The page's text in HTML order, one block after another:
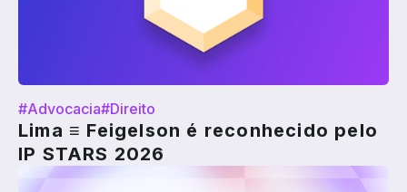
#Advocacia#Direito
Lima ≡ Feigelson é reconhecido pelo
IP STARS 2026